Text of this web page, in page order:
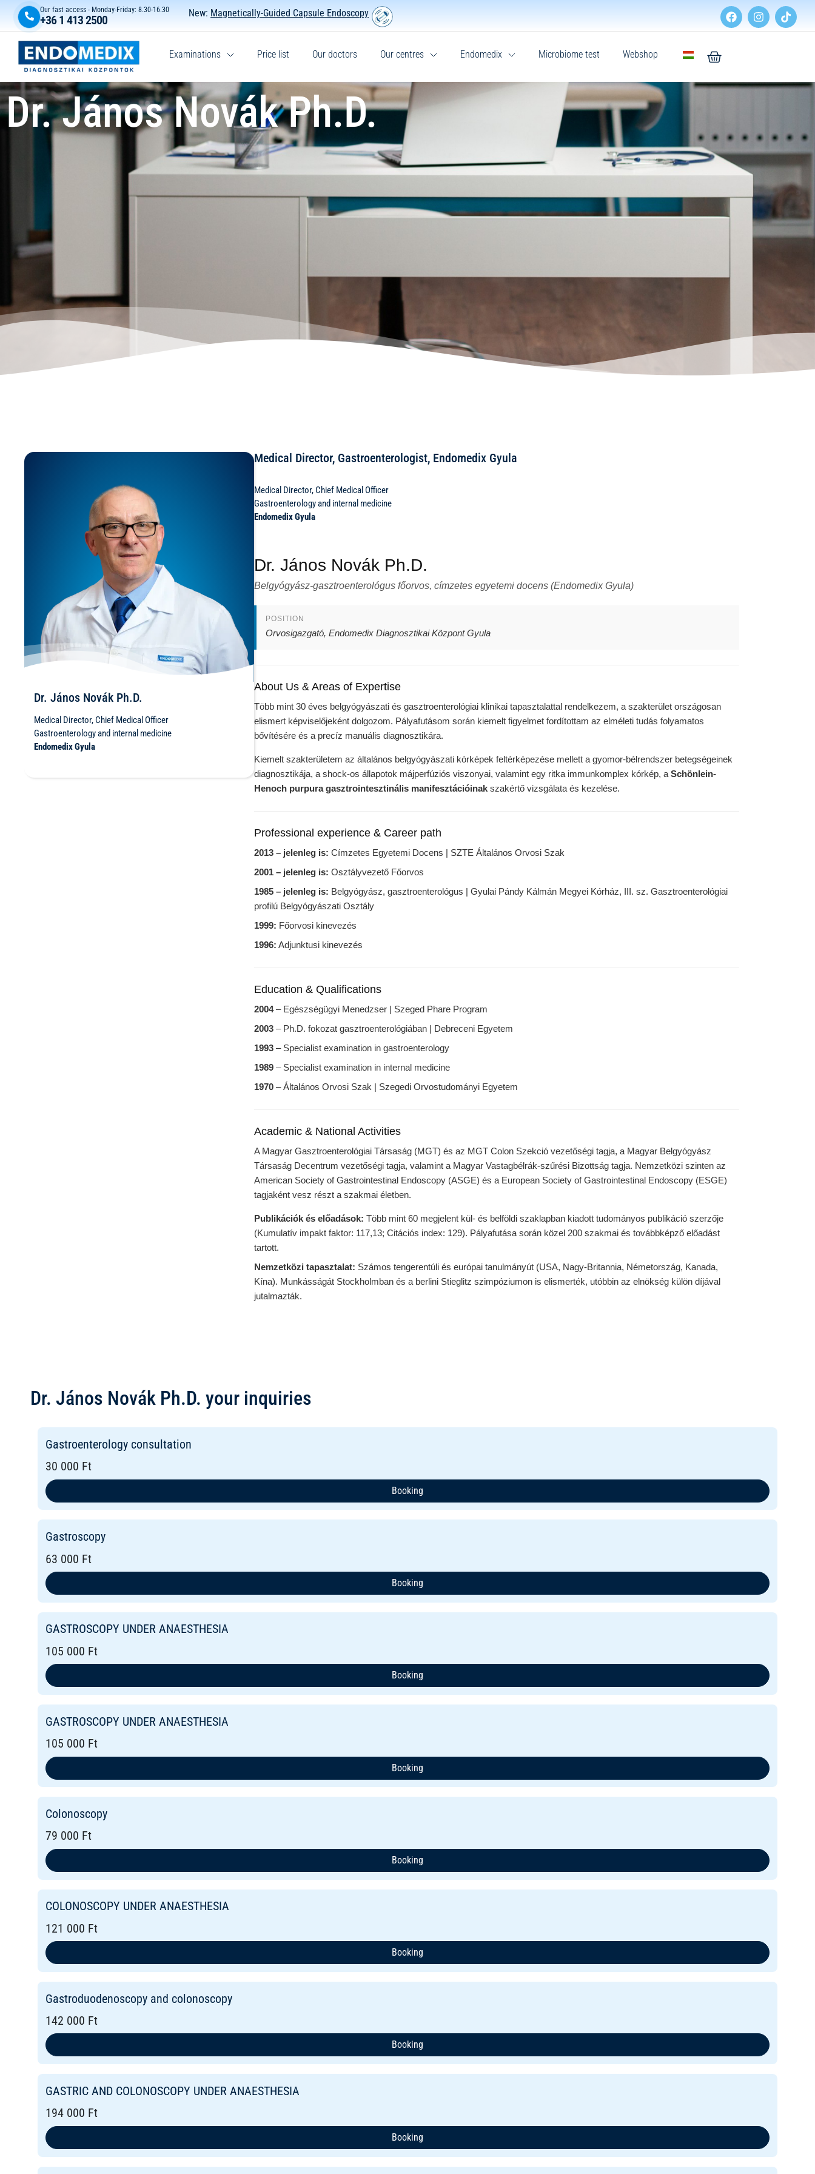
Our fast access - Monday-Friday: 8.30-16.30
+36 1 413 2500 New: Magnetically-Guided Capsule Endoscopy
Examinations Price list Our doctors Our centres Endomedix Microbiome test Webshop
Dr. János Novák Ph.D.
Dr. János Novák Ph.D.
Medical Director, Chief Medical Officer
Gastroenterology and internal medicine
Endomedix Gyula
Medical Director, Gastroenterologist, Endomedix Gyula
Medical Director, Chief Medical Officer
Gastroenterology and internal medicine
Endomedix Gyula
Dr. János Novák Ph.D.
Belgyógyász-gasztroenterológus főorvos, címzetes egyetemi docens (Endomedix Gyula)
POSITION
Orvosigazgató, Endomedix Diagnosztikai Központ Gyula
About Us & Areas of Expertise
Több mint 30 éves belgyógyászati és gasztroenterológiai klinikai tapasztalattal rendelkezem, a szakterület országosan
elismert képviselőjeként dolgozom. Pályafutásom során kiemelt figyelmet fordítottam az elméleti tudás folyamatos
bővítésére és a precíz manuális diagnosztikára.
Kiemelt szakterületem az általános belgyógyászati kórképek feltérképezése mellett a gyomor-bélrendszer betegségeinek
diagnosztikája, a shock-os állapotok májperfúziós viszonyai, valamint egy ritka immunkomplex kórkép, aSchönlein-
Henoch purpura gasztrointesztinális manifesztációinak szakértő vizsgálata és kezelése.
Professional experience & Career path
2013 – jelenleg is: Címzetes Egyetemi Docens | SZTE Általános Orvosi Szak
2001 – jelenleg is: Osztályvezető Főorvos
1985 – jelenleg is: Belgyógyász, gasztroenterológus | Gyulai Pándy Kálmán Megyei Kórház, III. sz. Gasztroenterológiai
profilú Belgyógyászati Osztály
1999: Főorvosi kinevezés
1996: Adjunktusi kinevezés
Education & Qualifications
2004– Egészségügyi Menedzser | Szeged Phare Program
2003 – Ph.D. fokozat gasztroenterológiában | Debreceni Egyetem
1993 – Specialist examination in gastroenterology
1989 – Specialist examination in internal medicine
1970 – Általános Orvosi Szak | Szegedi Orvostudományi Egyetem
Academic & National Activities
A Magyar Gasztroenterológiai Társaság (MGT) és az MGT Colon Szekció vezetőségi tagja, a Magyar Belgyógyász
Társaság Decentrum vezetőségi tagja, valamint a Magyar Vastagbélrák-szűrési Bizottság tagja. Nemzetközi szinten az
American Society of Gastrointestinal Endoscopy (ASGE) és a European Society of Gastrointestinal Endoscopy (ESGE)
tagjaként vesz részt a szakmai életben.
Publikációk és előadások: Több mint 60 megjelent kül- és belföldi szaklapban kiadott tudományos publikáció szerzője
(Kumulatív impakt faktor: 117,13; Citációs index: 129). Pályafutása során közel 200 szakmai és továbbképző előadást
tartott.
Nemzetközi tapasztalat: Számos tengerentúli és európai tanulmányút (USA, Nagy-Britannia, Németország, Kanada,
Kína). Munkásságát Stockholmban és a berlini Stieglitz szimpóziumon is elismerték, utóbbin az elnökség külön díjával
jutalmazták.
Dr. János Novák Ph.D. your inquiries
Gastroenterology consultation
30 000 Ft
Booking
Gastroscopy
63 000 Ft
Booking
GASTROSCOPY UNDER ANAESTHESIA
105 000 Ft
Booking
GASTROSCOPY UNDER ANAESTHESIA
105 000 Ft
Booking
Colonoscopy
79 000 Ft
Booking
COLONOSCOPY UNDER ANAESTHESIA
121 000 Ft
Booking
Gastroduodenoscopy and colonoscopy
142 000 Ft
Booking
GASTRIC AND COLONOSCOPY UNDER ANAESTHESIA
194 000 Ft
Booking